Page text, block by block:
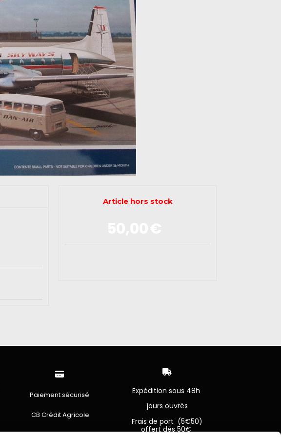
Article hors stock

Paiement sécurisé
CB Crédit Agricole
Virement bancaire

Expédition sous 48h
jours ouvrés
Frais de port (5€50)
offert dès 50€